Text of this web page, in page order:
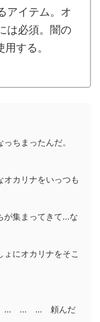
アイテム。オ
は必須。闇の
する。
ちまったんだ。
オカリナをいっつも
が集まってきて…な
にオカリナをそこ
う … … … 頼んだ